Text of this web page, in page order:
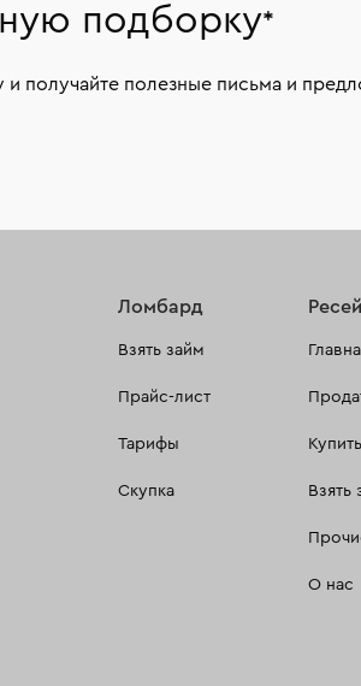
подборку*
получайте полезные письма и
Ломбард
Взять займ
Прайс-лист
Тарифы
Скупка
Купить
Взять
О нас